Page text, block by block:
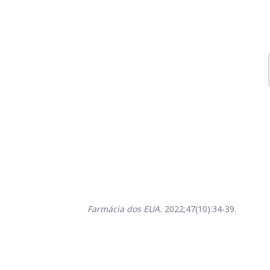
Farmácia dos EUA. 2022;47(10):34-39.